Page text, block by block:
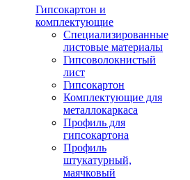
Гипсокартон и
комплектующие
Специализированные
листовые материалы
Гипсоволокнистый
лист
Гипсокартон
Комплектующие для
металлокаркаса
Профиль для
гипсокартона
Профиль
штукатурный,
маячковый